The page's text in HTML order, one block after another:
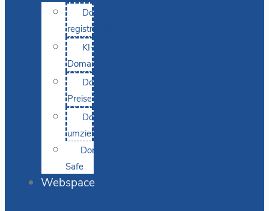
Domain
registrieren
KI-
Domainsuche
Domain-
Preise
Domain
umziehen
Domain-
Safe
Webspace